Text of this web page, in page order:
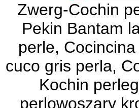
Zwerg-Cochin
Pekin Bantam
perle,
cuco gris perla,
Kochin
perlowoszary